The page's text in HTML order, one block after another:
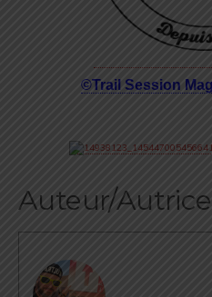
©Trail Session
Auteur/Autrice